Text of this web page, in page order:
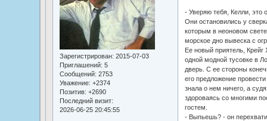
Зарегистрирован: 2015-07-03
Приглашений: 5
Сообщений: 2753
Уважение: +2374
Позитив: +2690
Последний визит:
2026-06-25 20:45:55
- Уверяю тебя, Келли, это
Они остановились у
которым в неоновом
морское дно вывеска с
Ее новый приятель, Крейг
одной модной тусовке в
дверь. С ее стороны
его предложение
знала о нем ничего, а
здороваясь со многими
гостем.
- Выпьешь? - он